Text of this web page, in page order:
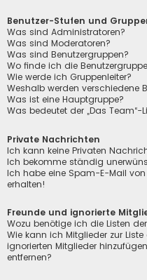
Benutzer-Stufen und
Was sind Administratoren?
Was sind Moderatoren?
Was sind Benutzergruppen?
Wo finde ich die
Wie werde ich Gruppenleiter?
Weshalb werden verschiedene
Was ist eine Hauptgruppe?
Was bedeutet der „Das Team“-
Private Nachrichten
Ich kann keine Privaten
Ich bekomme ständig
Ich habe eine Spam-E-Mail
erhalten!
Freunde und ignorierte
Wozu benötige ich die Listen
Wie kann ich Mitglieder zur
ignorierten Mitglieder
entfernen?